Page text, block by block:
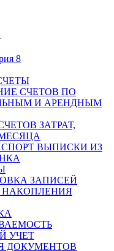
8
СЧЕТОВ ПО
И АРЕНДНЫМ
ЗАТРАТ,
ВЫПИСКИ ИЗ
ЗАПИСЕЙ
НАКОПЛЕНИЯ
УЧЕТ
ДОКУМЕНТОВ